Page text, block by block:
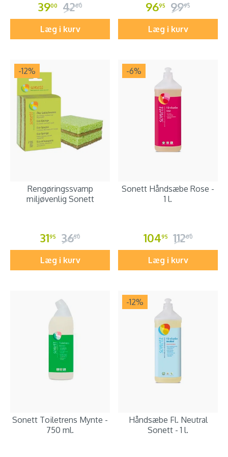
3900 4200
Læg i kurv
9695 9995
Læg i kurv
-12%
Rengøringssvamp
miljøvenlig Sonett
3195 3650
Læg i kurv
-6%
Sonett Håndsæbe Rose -
1 l.
10495 11200
Læg i kurv
Sonett Toiletrens Mynte -
750 ml.
-12%
Håndsæbe Fl. Neutral
Sonett - 1 l.